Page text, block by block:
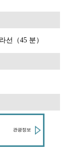
선（45 분）
관광정보